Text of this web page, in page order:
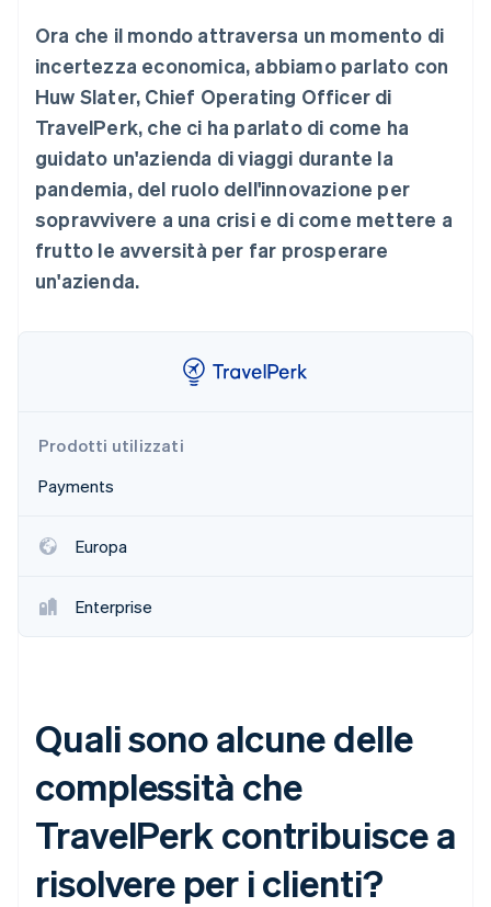
Prevenzione delle frodi
Atlas
Costituzione di start-up
Climate
Rimozione del carbonio
Identity
Verifica online dell'identità
Stripe Sessions 2026
Partner
Stripe App Marketplace
Ora che il mondo attraversa un momento di
incertezza economica, abbiamo parlato con
Huw Slater, Chief Operating Officer di
TravelPerk, che ci ha parlato di come ha
guidato un'azienda di viaggi durante la
pandemia, del ruolo dell'innovazione per
sopravvivere a una crisi e di come mettere a
frutto le avversità per far prosperare
un'azienda.
Prodotti utilizzati
Payments
Europa
Enterprise
Quali sono alcune delle
complessità che
TravelPerk contribuisce a
risolvere per i clienti?